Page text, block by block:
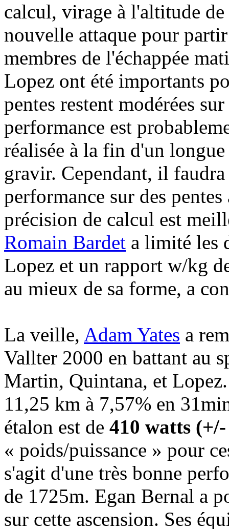
calcul, virage à l'altitude
nouvelle attaque pour
membres de l'échappée
Lopez ont été importants
pentes restent modérées
performance est
réalisée à la fin d'un
gravir. Cependant, il
performance sur des
précision de calcul est
Romain Bardet a limité les
Lopez et un rapport w/kg
au mieux de sa forme, a
La veille, Adam Yates a
Vallter 2000 en battant au
Martin, Quintana, et
11,25 km à 7,57% en
étalon est de 410 watts
« poids/puissance » pour
s'agit d'une très bonne
de 1725m. Egan Bernal a
sur cette ascension. Ses